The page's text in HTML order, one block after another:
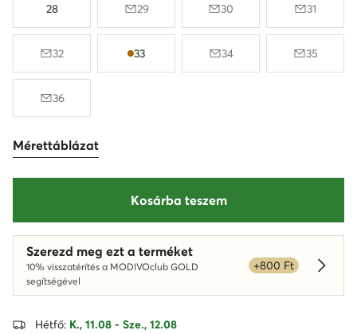
28 29 30 31
32 33 34 35
36
Mérettáblázat
Kosárba teszem
Szerezd meg ezt a terméket
10% visszatérítés a MODIVOclub GOLD
segítségével
+800 Ft
Hétfő: K., 11.08 - Sze., 12.08